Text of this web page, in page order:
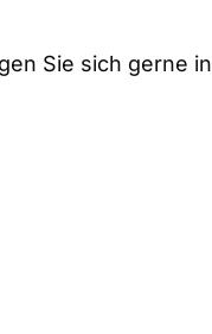
Sie sich gerne